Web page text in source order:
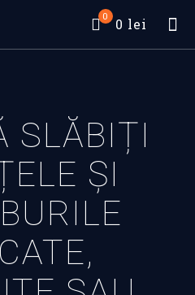
0 0 lei
SLĂBIȚI
ȘI